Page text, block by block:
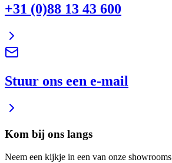
+31 (0)88 13 43 600
Stuur ons een e-mail
Kom bij ons langs
Neem een kijkje in een van onze showrooms